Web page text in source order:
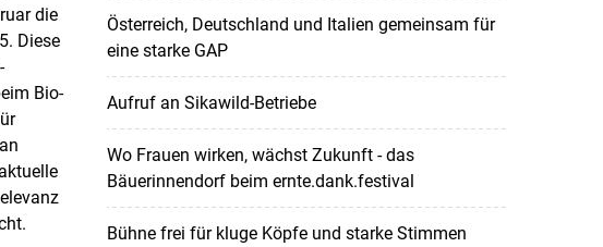
die
Diese
Bio-
Österreich, Deutschland und Italien gemeinsam für
eine starke GAP
Aufruf an Sikawild-Betriebe
Wo Frauen wirken, wächst Zukunft - das
Bäuerinnendorf beim ernte.dank.festival
Bühne frei für kluge Köpfe und starke Stimmen